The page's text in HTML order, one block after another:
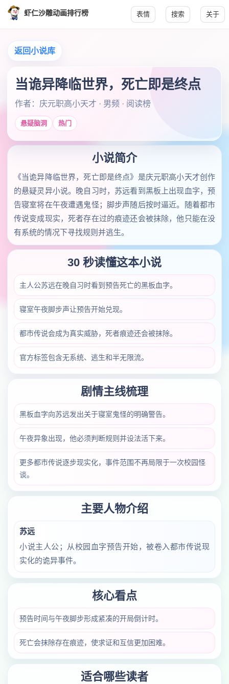
虾仁沙雕动画排行榜 表情 搜索 关于
返回小说库
当诡异降临世界，死亡即是终点
作者：庆元职高小天才 · 男频 · 阅读榜
悬疑脑洞 热门
小说简介
《当诡异降临世界，死亡即是终点》是庆元职高小天才创作
的悬疑灵异小说。晚自习时，苏远看到黑板上出现血字，预
告寝室将在午夜遭遇鬼怪；脚步声随后按时逼近。随着都市
传说变成现实，死者存在过的痕迹还会被抹除，他只能在没
有系统的情况下寻找规则并逃生。
30 秒读懂这本小说
主人公苏远在晚自习时看到预告死亡的黑板血字。
寝室午夜脚步声让预告开始兑现。
都市传说会成为真实威胁，死者痕迹还会被抹除。
官方标签包含无系统、逃生和半无限流。
剧情主线梳理
黑板血字向苏远发出关于寝室鬼怪的明确警告。
午夜异象出现，他必须判断规则并设法活下来。
更多都市传说逐步现实化，事件范围不再局限于一次校园怪
谈。
主要人物介绍
苏远
小说主人公；从校园血字预告开始，被卷入都市传说现
实化的诡异事件。
核心看点
预告时间与午夜脚步形成紧凑的开局倒计时。
死亡会抹除存在痕迹，使求证和互信更加困难。
适合哪些读者